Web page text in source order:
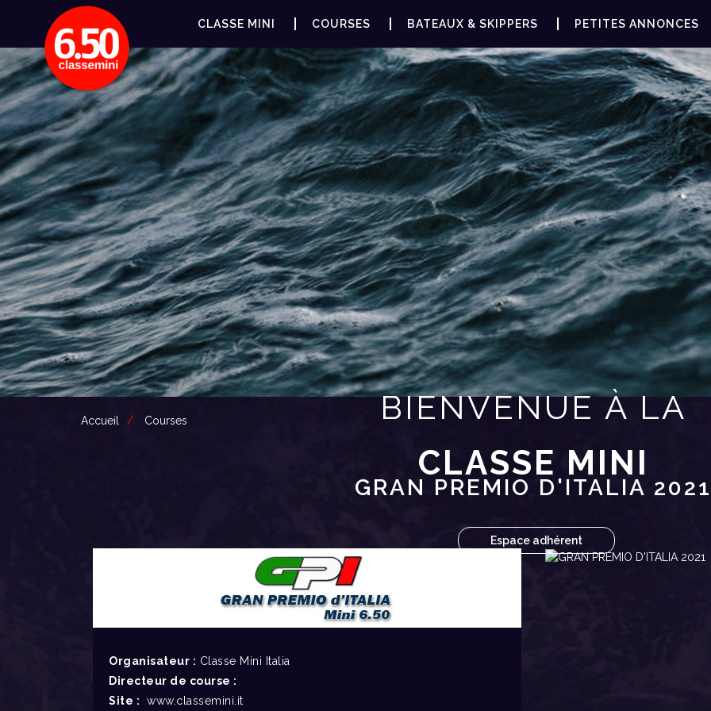
CLASSE MINI COURSES BATEAUX & SKIPPERS PETITES ANNONCES
BIENVENUE À LA
CLASSE MINI
Espace adhérent
Accueil Courses
GRAN PREMIO D'ITALIA 2021
Organisateur : Classe Mini Italia
Directeur de course :
Site :
www.classemini.it